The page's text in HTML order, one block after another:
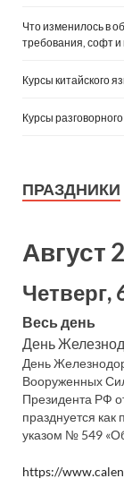
Что изменилось в
требования, софт и
Курсы китайского
Курсы
ПРАЗДНИКИ
Август
Четверг,
Весь день
День
День
Вооруженных
Президента РФ
празднуется
указом № 549
https://